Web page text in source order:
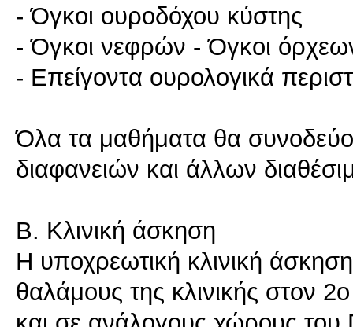
- Όγκοι ουροδόχου κύστης
- Όγκοι νεφρών - Όγκοι
- Επείγοντα ουρολογικά
Όλα τα μαθήματα θα
διαφανειών και άλλων
Β. Κλινική άσκηση
Η υποχρεωτική κλινική
θαλάμους της κλινικής στον